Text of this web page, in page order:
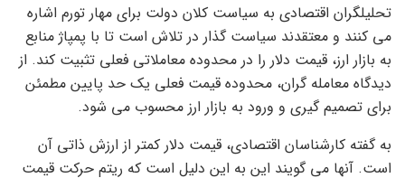
تحلیلگران اقتصادی به سیاست کلان دولت برای مهار تورم اشاره
می کنند و معتقدند سیاست گذار در تلاش است تا با پمپاژ منابع
به بازار ارز، قیمت دلار را در محدوده معاملاتی فعلی تثبیت کند. از
دیدگاه معامله گران، محدوده قیمت فعلی یک حد پایین مطمئن
برای تصمیم گیری و ورود به بازار ارز محسوب می شود.
به گفته کارشناسان اقتصادی، قیمت دلار کمتر از ارزش ذاتی آن
است. آنها می گویند این به این دلیل است که ریتم حرکت قیمت